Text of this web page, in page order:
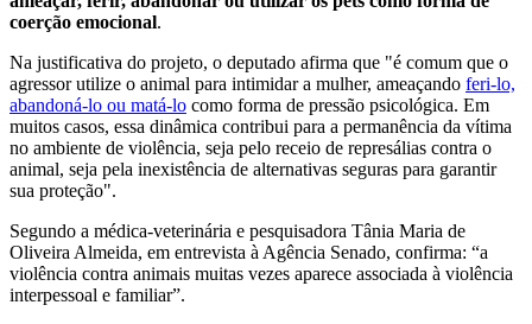
coerção emocional.
Na justificativa do projeto, o deputado afirma que "é comum que o
agressor utilize o animal para intimidar a mulher, ameaçando feri-lo,
abandoná-lo ou matá-lo como forma de pressão psicológica. Em
muitos casos, essa dinâmica contribui para a permanência da vítima
no ambiente de violência, seja pelo receio de represálias contra o
animal, seja pela inexistência de alternativas seguras para garantir
sua proteção".
Segundo a médica-veterinária e pesquisadora Tânia Maria de
Oliveira Almeida, em entrevista à Agência Senado, confirma: “a
violência contra animais muitas vezes aparece associada à violência
interpessoal e familiar”.